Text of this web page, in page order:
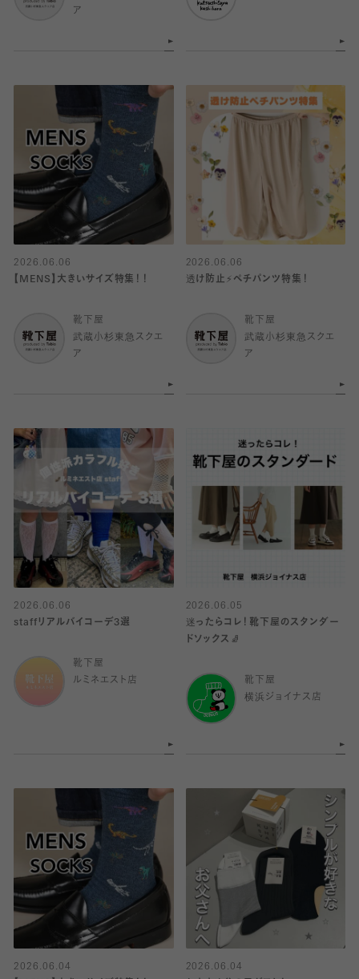
ア
2026.06.06
【MENS】大きいサイズ特集！！
靴下屋
武蔵小杉東急スクエ
ア
2026.06.06
透け防止⚡️ペチパンツ特集！
靴下屋
武蔵小杉東急スクエ
ア
2026.06.06
staffリアルバイコーデ3選
靴下屋
ルミネエスト店
2026.06.05
迷ったらコレ！靴下屋のスタンダー
ドソックス🧦
靴下屋
横浜ジョイナス店
2026.06.04
2026.06.04